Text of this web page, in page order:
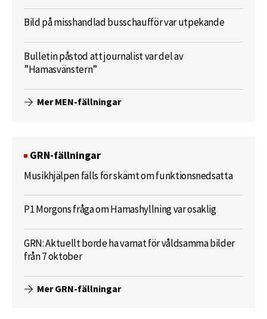
Bild på misshandlad busschaufför var utpekande
Bulletin påstod att journalist var del av
”Hamasvänstern”
Mer MEN-fällningar
GRN-fällningar
Musikhjälpen fälls för skämt om funktionsnedsatta
P1 Morgons fråga om Hamashyllning var osaklig
GRN: Aktuellt borde ha varnat för våldsamma bilder
från 7 oktober
Mer GRN-fällningar